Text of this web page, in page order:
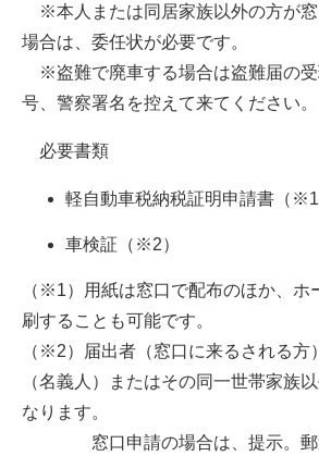
※本人または同居家族以外の方が窓
場合は、委任状が必要です。
※盗難で廃車する場合は盗難届の受
号、警察署名を控えて来てください。
必要書類
軽自動車税納税証明申請書（※1
車検証（※2）
（※1）用紙は窓口で配布のほか、ホ
刷することも可能です。
（※2）届出者（窓口に来るされる方
（名義人）またはその同一世帯家族
なります。
窓口申請の場合は、提示。郵送